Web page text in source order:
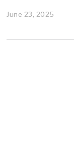
June 23, 2025
e